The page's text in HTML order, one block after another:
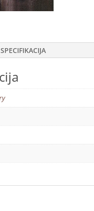
SPECIFIKACIJA